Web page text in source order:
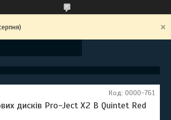
дисків Pro-Ject X2 B Quintet Red
Код: 0000-761